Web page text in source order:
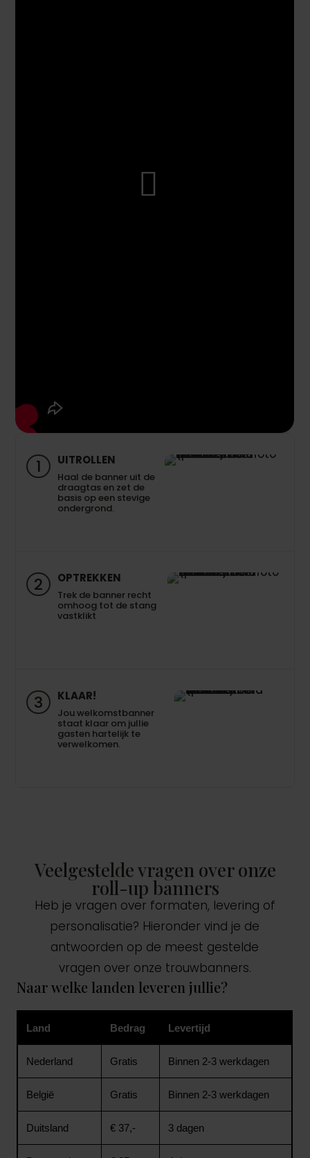
1 UITROLLEN
Haal de banner uit de
draagtas en zet de
basis op een stevige
ondergrond.
2 OPTREKKEN
Trek de banner recht
omhoog tot de stang
vastklikt
3 KLAAR!
Jou welkomstbanner
staat klaar om jullie
gasten hartelijk te
verwelkomen.
Veelgestelde vragen over onze
roll-up banners
Heb je vragen over formaten, levering of
personalisatie? Hieronder vind je de
antwoorden op de meest gestelde
vragen over onze trouwbanners.
Naar welke landen leveren jullie?
Land Bedrag Levertijd
Nederland Gratis Binnen 2-3 werkdagen
België Gratis Binnen 2-3 werkdagen
Duitsland € 37,- 3 dagen